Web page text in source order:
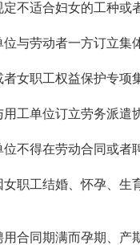
不适合妇女的工种或
与劳动者一方订立集
女职工权益保护专项
工单位订立劳务派遣
不得在劳动合同或者
女职工结婚、怀孕、生
合同期满而孕期、产